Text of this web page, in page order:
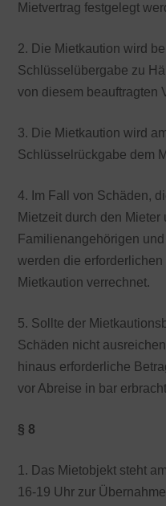
Mietvertrag festgelegt
2. Die Mietkaution wird
Schlüsselübergabe zu
von diesem beauftragten
3. Die Mietkaution wird
Schlüsselrückgabe dem
4. Im Fall von Schäden,
Mietzeit durch den Mieter
Familienangehörigen
werden die
Mietkaution verrechnet.
5. Sollte der
Schäden nicht
hinaus erforderliche
vor Abreise in bar
§ 8
1. Das Mietobjekt steht
16-19 Uhr zur